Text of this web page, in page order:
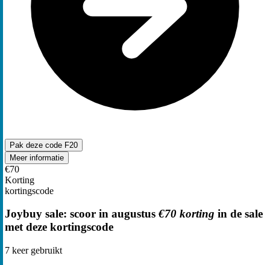
Pak deze code F20
Meer informatie
€70
Korting
kortingscode
Joybuy sale: scoor in augustus €70 korting in de sale
met deze kortingscode
7 keer gebruikt